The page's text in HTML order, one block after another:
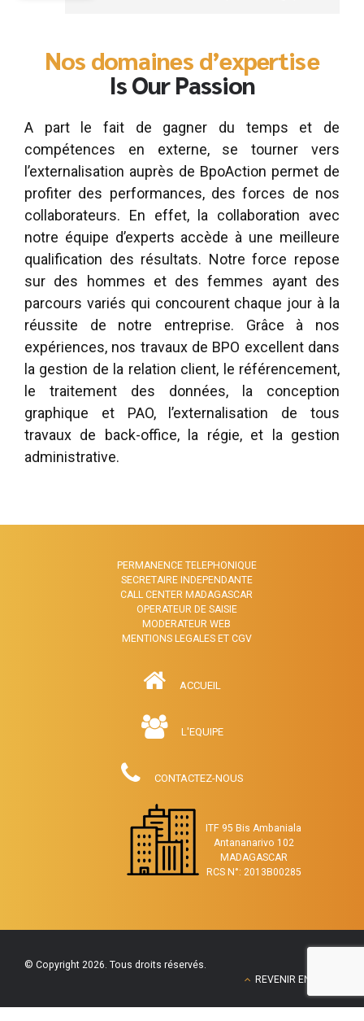
Nos domaines d’expertise
Is Our Passion
A part le fait de gagner du temps et de
compétences en externe, se tourner vers
l’externalisation auprès de BpoAction permet de
profiter des performances, des forces de nos
collaborateurs. En effet, la collaboration avec
notre équipe d’experts accède à une meilleure
qualification des résultats. Notre force repose
sur des hommes et des femmes ayant des
parcours variés qui concourent chaque jour à la
réussite de notre entreprise. Grâce à nos
expériences, nos travaux de BPO excellent dans
la gestion de la relation client, le référencement,
le traitement des données, la conception
graphique et PAO, l’externalisation de tous
travaux de back-office, la régie, et la gestion
administrative.
PERMANENCE TELEPHONIQUE
SECRETAIRE INDEPENDANTE
CALL CENTER MADAGASCAR
OPERATEUR DE SAISIE
MODERATEUR WEB
MENTIONS LEGALES ET CGV
ACCUEIL
L'EQUIPE
CONTACTEZ-NOUS
ITF 95 Bis Ambaniala
Antananarivo 102
MADAGASCAR
RCS N°: 2013B00285
© Copyright 2026. Tous droits réservés.
REVENIR EN HAUT